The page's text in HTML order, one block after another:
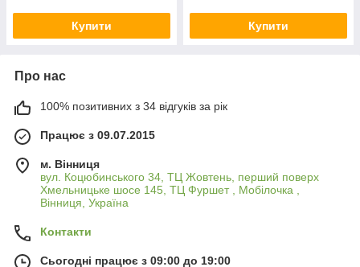
Купити Купити
Про нас
100% позитивних з 34 відгуків за рік
Працює з 09.07.2015
м. Вінниця
вул. Коцюбинського 34, ТЦ Жовтень, перший поверх
Хмельницьке шосе 145, ТЦ Фуршет , Мобілочка ,
Вінниця, Україна
Контакти
Сьогодні працює з 09:00 до 19:00